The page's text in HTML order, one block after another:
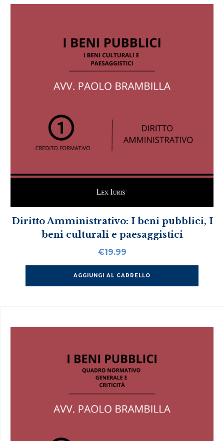
Diritto Amministrativo: I beni pubblici, I
beni culturali e paesaggistici
€19.99
AGGIUNGI AL CARRELLO